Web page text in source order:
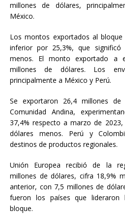
millones de dólares,
México.
Los montos exportados al
inferior por 25,3%, que
menos. El monto exportado a
millones de dólares. Los
principalmente a México y Perú.
Se exportaron 26,4 millones
Comunidad Andina,
37,4% respecto a marzo de
dólares menos. Perú y
destinos de productos regionales.
Unión Europea recibió de la
millones de dólares, cifra 18,9%
anterior, con 7,5 millones de
fueron los países que lideraron
bloque.